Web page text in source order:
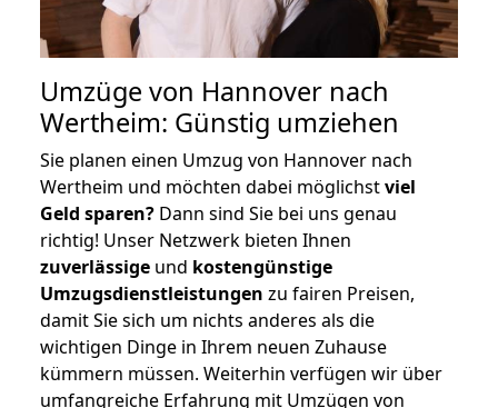
Umzüge von Hannover nach
Wertheim: Günstig umziehen
Sie planen einen Umzug von Hannover nach
Wertheim und möchten dabei möglichstviel
Geld sparen? Dann sind Sie bei uns genau
richtig! Unser Netzwerk bieten Ihnen
zuverlässige und kostengünstige
Umzugsdienstleistungen zu fairen Preisen,
damit Sie sich um nichts anderes als die
wichtigen Dinge in Ihrem neuen Zuhause
kümmern müssen. Weiterhin verfügen wir über
umfangreiche Erfahrung mit Umzügen von